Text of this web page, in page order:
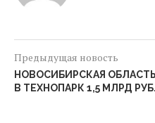
Предыдущая новость
НОВОСИБИРСКАЯ
В ТЕХНОПАРК 1,5 МЛРД